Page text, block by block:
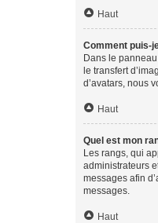
Haut
Comment puis-
Dans le
le transfert
d’avatars, nous
Haut
Quel est mon
Les rangs, qui
administrateurs
messages afin
messages.
Haut